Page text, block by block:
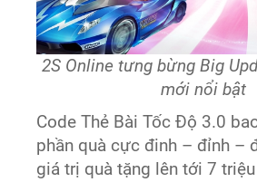
2S Online tưng bừng Big
mới nổi bật
Code Thẻ Bài Tốc Độ 3.0
phần quà cực đinh – đỉnh –
giá trị quà tặng lên tới 7